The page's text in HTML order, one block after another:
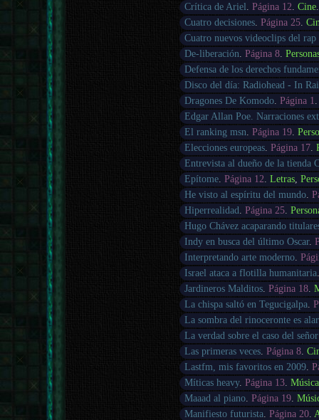
Crítica de Ariel
.Página 12 .Cine
Cuatro decisiones .Página 25 .
Cuatro nuevos videoclips del rap
De-liberación .Página 8 .
Defensa de los derechos
Disco del día: Radiohead - In
Dragones De Komodo .Página 1
Edgar Allan Poe. Narraciones
El ranking msn .Página 19 .
Elecciones europeas .Página 17 .
Entrevista al dueño de la tienda
Epítome .Página 12 .Letras ,
He visto al espíritu del mundo .
Hiperrealidad
.Página 25 .
Hugo Chávez acaparando
Indy en busca del último Oscar.
Interpretando arte moderno .
Israel ataca a flotilla humanitaria
Jardineros Malditos .Página 18 .
La chispa saltó en Tegucigalpa .
La sombra del rinoceronte es
La verdad sobre el caso del
Las primeras veces .Página 8 .
Lastfm, mis favoritos en 2009 .
Míticas heavy.Página 13 .Música
Maaad al piano .Página 19 .
Manifiesto futurista .Página 20